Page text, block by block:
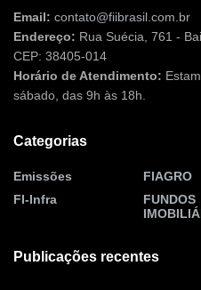
Email: contato@fiibrasil.com.br
Endereço: Rua Suécia, 761 -
CEP: 38405-014
Horário de Atendimento:
sábado, das 9h às 18h.
Categorias
Emissões
FI-Infra
FIAGRO
FUNDOS
Publicações recentes